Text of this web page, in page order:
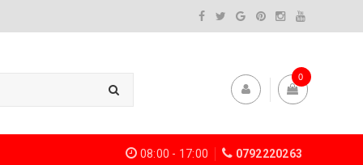
0
08:00 - 17:00 0792220263